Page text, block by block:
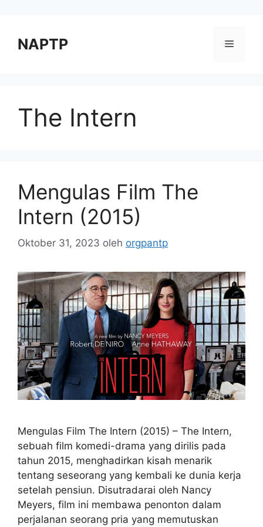
NAPTP Menu
The Intern
Mengulas Film The
Intern (2015)
Oktober 31, 2023 oleh orgpantp
Mengulas Film The Intern (2015) – The Intern,
sebuah film komedi-drama yang dirilis pada
tahun 2015, menghadirkan kisah menarik
tentang seseorang yang kembali ke dunia kerja
setelah pensiun. Disutradarai oleh Nancy
Meyers, film ini membawa penonton dalam
perjalanan seorang pria yang memutuskan